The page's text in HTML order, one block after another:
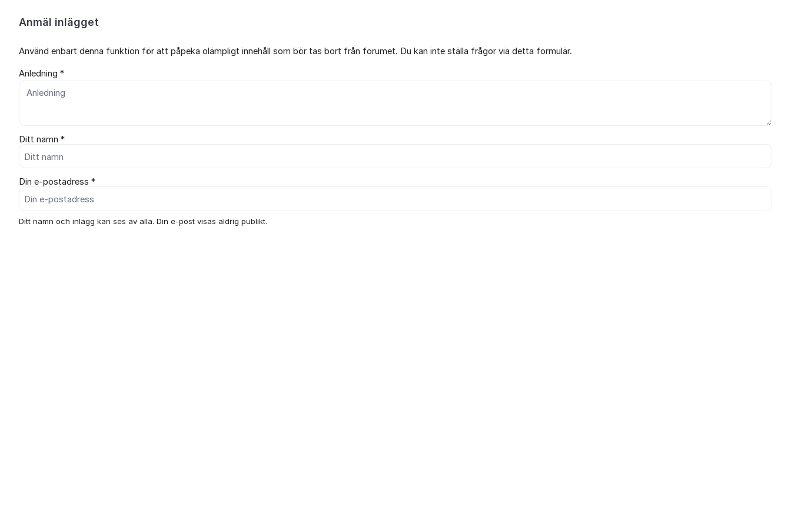
Anmäl inlägget
Använd enbart denna funktion för att påpeka olämpligt innehåll som bör tas bort från forumet. Du kan inte ställa frågor via detta formulär.
Anledning *
Ditt namn *
Din e-postadress *
Ditt namn och inlägg kan ses av alla. Din e-post visas aldrig publikt.